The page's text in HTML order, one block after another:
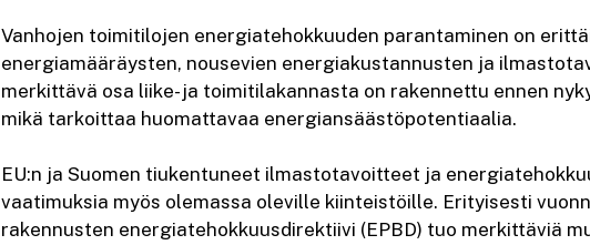
Vanhojen toimitilojen energiatehokkuuden parantaminen on
energiamääräysten, nousevien energiakustannusten ja
merkittävä osa liike- ja toimitilakannasta on rakennettu ennen
mikä tarkoittaa huomattavaa energiansäästöpotentiaalia.
EU:n ja Suomen tiukentuneet ilmastotavoitteet ja
vaatimuksia myös olemassa oleville kiinteistöille. Erityisesti
rakennusten energiatehokkuusdirektiivi (EPBD) tuo merkittäviä